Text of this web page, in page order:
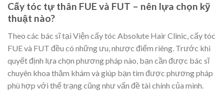
Cấy tóc tự thân FUE và FUT – nên lựa chọn kỹ
thuật nào?
Theo các bác sĩ tại Viện cấy tóc Absolute Hair Clinic, cấy tóc
FUE và FUT đều có những ưu, nhược điểm riêng. Trước khi
quyết định lựa chọn phương pháp nào, bạn cần được bác sĩ
chuyên khoa thăm khám và giúp bạn tìm được phương pháp
phù hợp với thể trạng cũng như vấn đề tài chính của mình.